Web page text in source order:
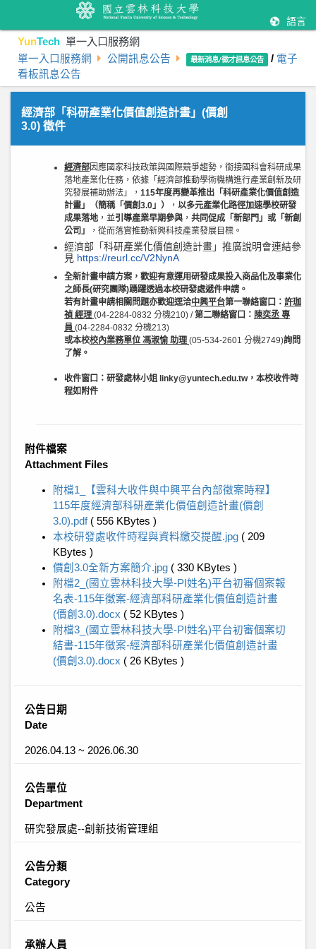
語言
YunTech 單一入口服務網
單一入口服務網 公開訊息公告 最新消息/徵才訊息公告 / 電子
看板訊息公告
經濟部「科研產業化價值創造計畫」(價創
3.0) 徵件
經濟部因應國家科技政策與國際競爭趨勢，銜接國科會科研成果
落地產業化任務，依據「經濟部推動學術機構進行產業創新及研
究發展補助辦法」， 115年度再變革推出「科研產業化價值創造
計畫」（簡稱「價創3.0」） ， 以多元產業化路徑加速學校研發
成果落地，並引導產業早期參與 ， 共同促成「新部門」或「新創
公司」
，從而落實推動新興科技產業發展目標。
經濟部「科研產業化價值創造計畫」推廣說明會連結參
見 https://reurl.cc/V2NynA
全新計畫申請方案，歡迎有意運用研發成果投入商品化及事業化
之師長(研究團隊)踴躍透過本校研發處遞件申請。
若有計畫申請相關問題亦歡迎逕洽中興平台第一聯絡窗口： 許珈
禎 經理(04-2284-0832 分機210) /第二聯絡窗口： 陳奕丞 專
員 (04-2284-0832 分機213)
或本校校內業務單位 馮淑愉 助理(05-534-2601 分機2749)詢問
了解。
收件窗口：研發處林小姐 linky@yuntech.edu.tw，本校收件時
程如附件
附件檔案
Attachment Files
附檔1_【雲科大收件與中興平台內部徵案時程】
115年度經濟部科研產業化價值創造計畫(價創
3.0).pdf ( 556 KBytes )
本校研發處收件時程與資料繳交提醒.jpg ( 209
KBytes )
價創3.0全新方案簡介.jpg ( 330 KBytes )
附檔2_(國立雲林科技大學-PI姓名)平台初審個案報
名表-115年徵案-經濟部科研產業化價值創造計畫
(價創3.0).docx ( 52 KBytes )
附檔3_(國立雲林科技大學-PI姓名)平台初審個案切
結書-115年徵案-經濟部科研產業化價值創造計畫
(價創3.0).docx ( 26 KBytes )
公告日期
Date
2026.04.13 ~ 2026.06.30
公告單位
Department
研究發展處--創新技術管理組
公告分類
Category
公告
承辦人員